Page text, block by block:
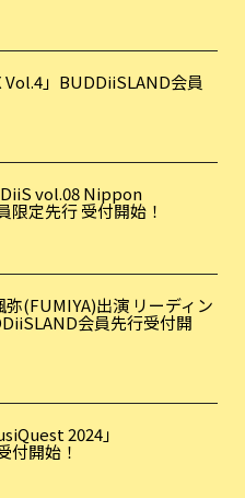
Vol.4」BUDDiiSLAND会員
vol.08 Nippon
定先行 受付開始！
弥(FUMIYA)出演 リーディン
会員先行受付開
2024」
付開始！